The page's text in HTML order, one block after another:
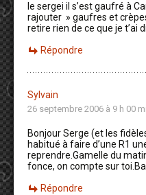
le sergei il s’est gaufré à
rajouter » gaufres et
retire rien de ce que je t’ai
Répondre
Sylvain
26 septembre 2006 à 9 h 00
Bonjour Serge (et les
habitué à faire d’une R1
reprendre.Gamelle du
fonce, on compte sur
Répondre